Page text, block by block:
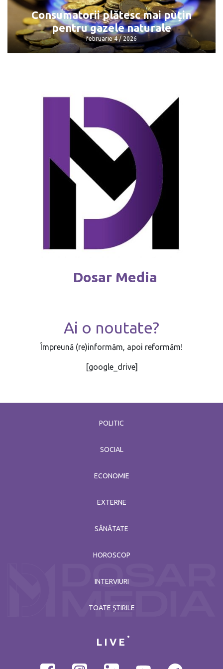
februarie 4 / 2026
Consumatorii plătesc mai puțin
pentru gazele naturale
februarie 4 / 2026
Consumatorii plătesc mai puțin pentru
gazele naturale
Dosar Media
Ai o noutate?
Împreună (re)informăm, apoi reformăm!
[google_drive]
POLITIC
SOCIAL
ECONOMIE
EXTERNE
SĂNĂTATE
HOROSCOP
INTERVIURI
TOATE ȘTIRILE
LIVE